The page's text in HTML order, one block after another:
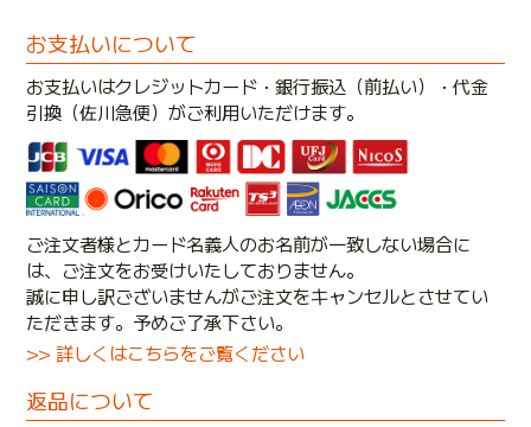
お支払いについて
お支払いはクレジットカード・銀行振込（前払い）・代金
引換（佐川急便）がご利用いただけます。
ご注文者様とカード名義人のお名前が一致しない場合に
は、ご注文をお受けいたしておりません。
誠に申し訳ございませんがご注文をキャンセルとさせてい
ただきます。予めご了承下さい。
>> 詳しくはこちらをご覧ください
返品について